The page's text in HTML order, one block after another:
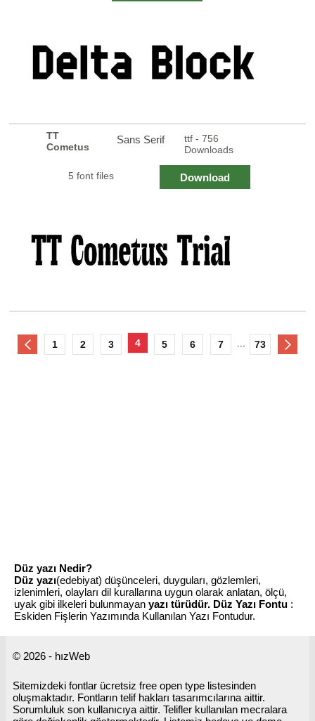
TT
Cometus
Sans Serif
ttf - 756
Downloads
5 font files Download
1 2 3 4 5 6 7 73
Düz yazı Nedir?
Düz yazı(edebiyat) düşünceleri, duyguları, gözlemleri,
izlenimleri, olayları dil kurallarına uygun olarak anlatan, ölçü,
uyak gibi ilkeleri bulunmayan yazı türüdür. Düz Yazı Fontu :
Eskiden Fişlerin Yazımında Kullanılan Yazı Fontudur.
© 2026 - hızWeb
Sitemizdeki fontlar ücretsiz free open type listesinden
oluşmaktadır. Fontların telif hakları tasarımcılarına aittir.
Sorumluluk son kullanıcıya aittir. Telifler kullanılan mecralara